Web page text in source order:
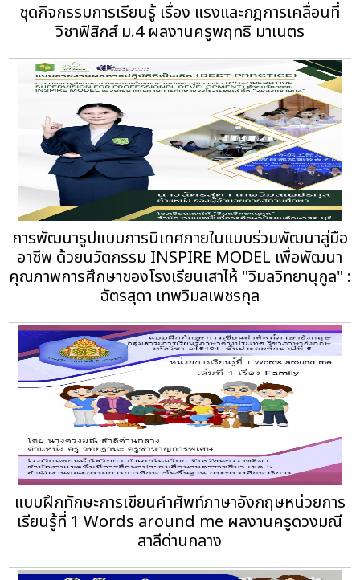
ชุดกิจกรรมการเรียนรู้ เรื่อง แรงและกฎการเคลื่อนที่
วิชาฟิสิกส์ ม.4 ผลงานครูพฤทธิ มาเนตร
การพัฒนารูปแบบการนิเทศภายในแบบร่วมพัฒนาสู่มือ
อาชีพ ด้วยนวัตกรรม INSPIRE MODEL เพื่อพัฒนา
คุณภาพการศึกษาของโรงเรียนเสาไห้ "วิมลวิทยานุกูล" :
ฉัตรสุดา เทพวิมลเพชรกุล
แบบฝึกทักษะการเขียนคำศัพท์ภาษาอังกฤษหน่วยการ
เรียนรู้ที่ 1 Words around me ผลงานครูดวงมณี
สาลีด่านกลาง